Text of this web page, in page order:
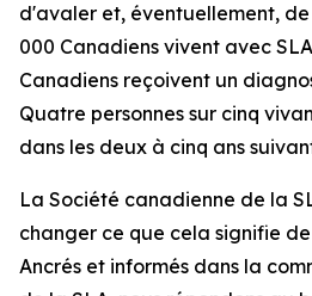
d'avaler et, éventuellement, de
000 Canadiens vivent avec
Canadiens reçoivent un
Quatre personnes sur cinq
dans les deux à cinq ans
La Société canadienne de la
changer ce que cela signifie
Ancrés et informés dans la